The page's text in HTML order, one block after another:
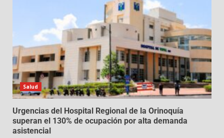
Salud
Urgencias del Hospital Regional de la Orinoquía
superan el 130% de ocupación por alta demanda
asistencial